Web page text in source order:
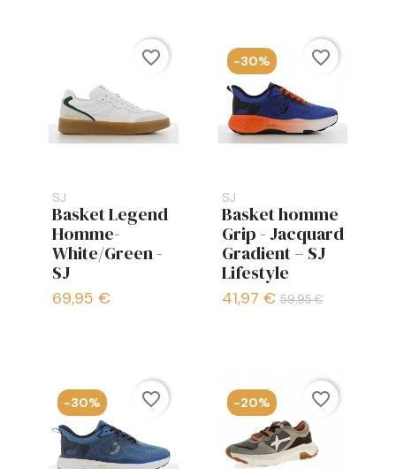
SJ
Basket Legend
Homme-
White/Green -
SJ
69,95 €
favorite_border
SJ
Basket homme
Grip - Jacquard
Gradient – SJ
Lifestyle
41,97 €59,95 €
-30% favorite_border
-30% favorite_border -20% favorite_border